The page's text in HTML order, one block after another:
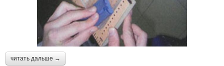
читать дальше →